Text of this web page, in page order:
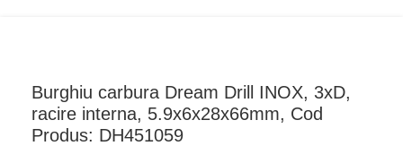
Burghiu carbura Dream Drill INOX, 3xD,
racire interna, 5.9x6x28x66mm, Cod
Produs: DH451059